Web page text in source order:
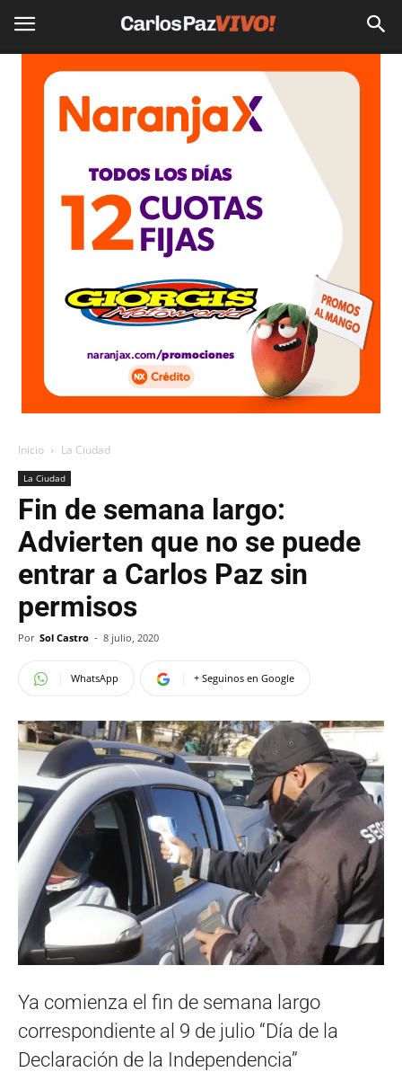
Inicio La Ciudad
La Ciudad
Fin de semana largo:
Advierten que no se puede
entrar a Carlos Paz sin
permisos
Por Sol Castro - 8 julio, 2020
WhatsApp + Seguinos en Google
Ya comienza el fin de semana largo
correspondiente al 9 de julio “Día de la
Declaración de la Independencia”